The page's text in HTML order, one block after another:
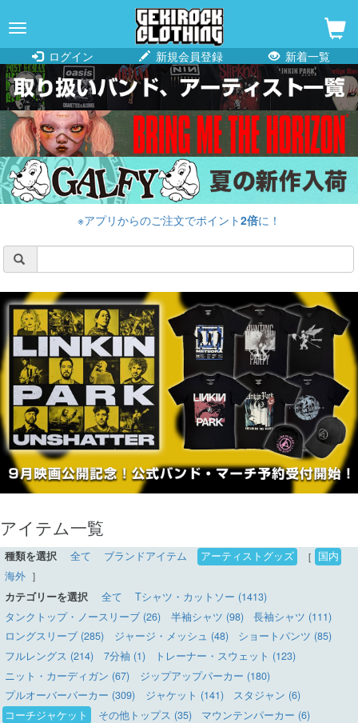
navigation
ログイン
新規会員登録 新着一覧
※アプリからのご注文でポイント2倍に！
アイテム一覧
種類を選択 全て ブランドアイテム アーティストグッズ ［ 国内
海外 ］
カテゴリーを選択
全て
Tシャツ・カットソー (1413)
タンクトップ・ノースリーブ (26)
半袖シャツ (98)
長袖シャツ (111)
ロングスリーブ (285)
ジャージ・メッシュ (48)
ショートパンツ (85)
フルレングス (214)
7分袖 (1)
トレーナー・スウェット (123)
ニット・カーディガン (67)
ジップアップパーカー (180)
プルオーバーパーカー (309)
ジャケット (141)
スタジャン (6)
コーチジャケット
その他トップス (35)
マウンテンパーカー (6)